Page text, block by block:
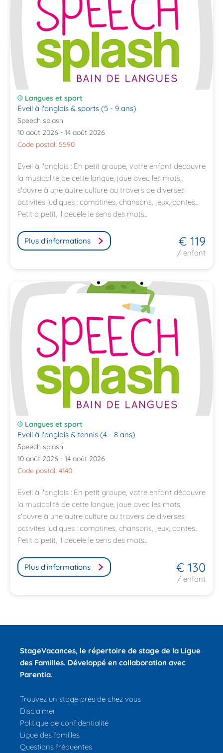
Langues et sport
Eveil à l'anglais & sports (5 - 9 ans)
Speech splash
10 août 2026 - 14 août 2026
Code postal: 5590
Eveil à l'anglais : En petit groupe, votre enfant découvre
la musicalité de cette langue, joue avec les mots,
s'ouvre à une autre culture au travers de diverses
activités ludiques : comptines, chansons, jeux, contes...
Petit à petit, il décèle le sens des mots...
Plus d'informations € 119
/ enfant
Langues et sport
Eveil à l'anglais & tennis (4 - 8 ans)
Speech splash
10 août 2026 - 14 août 2026
Code postal: 4140
Eveil à l'anglais : En petit groupe, votre enfant découvre
la musicalité de cette langue, joue avec les mots,
s'ouvre à une autre culture au travers de diverses
activités ludiques : comptines, chansons, jeux, contes...
Petit à petit, il décèle le sens des mots...
Plus d'informations € 130
/ enfant
StageVacances, le répertoire de stage de la Ligue
des Familles. Développé en collaboration avec
Parentia.
Trouvez un stage près de chez vous
Disclaimer
Politique de confidentialité
Ligue des familles
Questions fréquentes